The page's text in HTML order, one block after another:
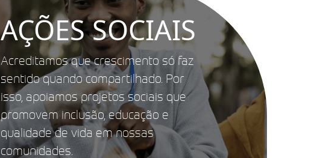
AÇÕES SOCIAIS
Acreditamos que crescimento só faz
sentido quando compartilhado. Por
isso, apoiamos projetos sociais que
promovem inclusão, educação e
qualidade de vida em nossas
comunidades.